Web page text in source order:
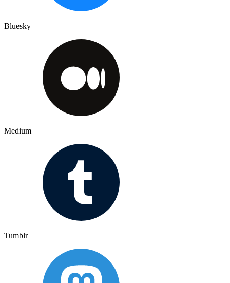
Bluesky
Medium
Tumblr